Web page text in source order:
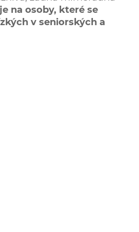
na osoby, které se
v seniorských a